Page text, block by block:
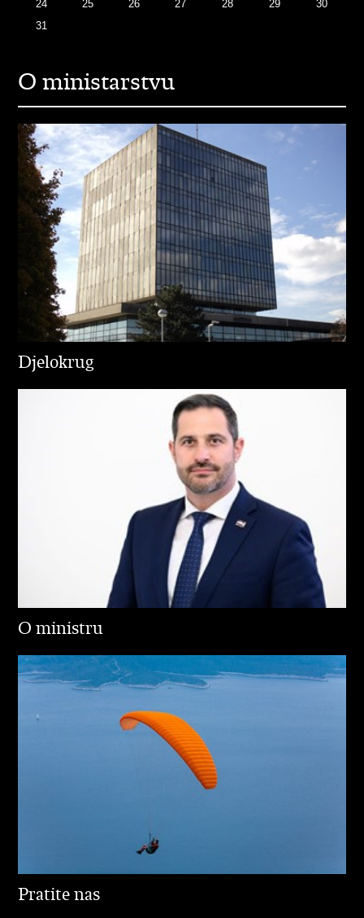
24
25 26 27 28 29
30
31
O ministarstvu
Djelokrug
O ministru
Pratite nas